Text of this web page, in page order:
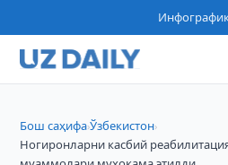
Бош саҳифа›Ўзбекистон›
Ногиронларни касбий